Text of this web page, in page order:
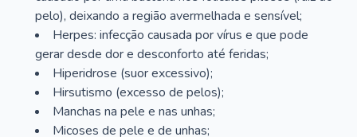
pelo), deixando a região avermelhada e sensível;
Herpes: infecção causada por vírus e que pode
gerar desde dor e desconforto até feridas;
Hiperidrose (suor excessivo);
Hirsutismo (excesso de pelos);
Manchas na pele e nas unhas;
Micoses de pele e de unhas;